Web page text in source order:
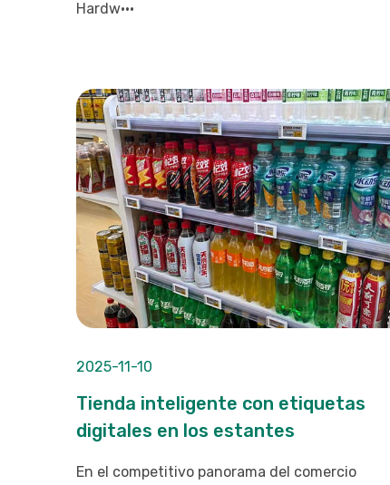
Hardw···
2025-11-10
Tienda inteligente con etiquetas
digitales en los estantes
En el competitivo panorama del comercio